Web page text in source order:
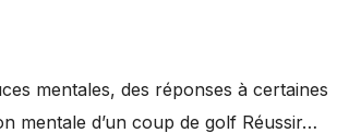
mentales, des réponses à certaines
mentale d’un coup de golf Réussir…